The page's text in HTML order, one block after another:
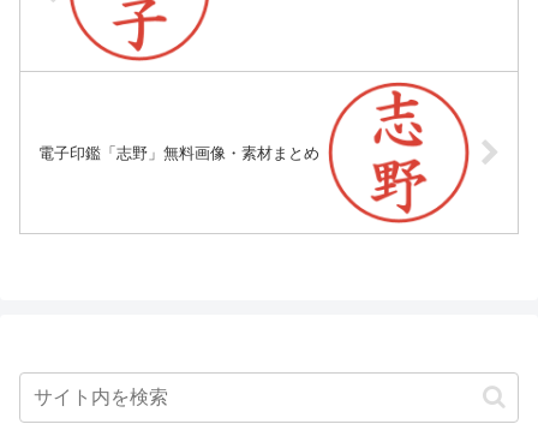
電子印鑑「志野」無料画像・素材まとめ